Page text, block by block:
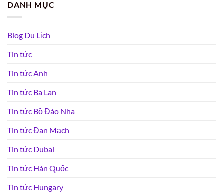
DANH MỤC
Blog Du Lịch
Tin tức
Tin tức Anh
Tin tức Ba Lan
Tin tức Bồ Đào Nha
Tin tức Đan Mạch
Tin tức Dubai
Tin tức Hàn Quốc
Tin tức Hungary